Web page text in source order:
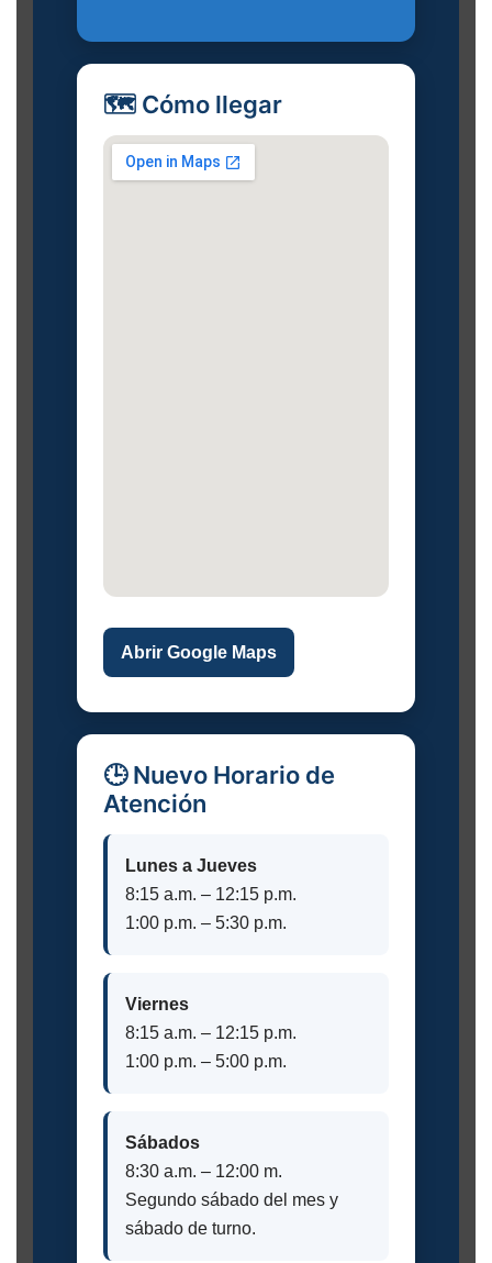
🗺️ Cómo llegar
Abrir Google Maps
🕒 Nuevo Horario de
Atención
Lunes a Jueves
8:15 a.m. – 12:15 p.m.
1:00 p.m. – 5:30 p.m.
Viernes
8:15 a.m. – 12:15 p.m.
1:00 p.m. – 5:00 p.m.
Sábados
8:30 a.m. – 12:00 m.
Segundo sábado del mes y
sábado de turno.